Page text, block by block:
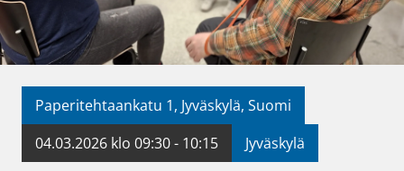
Paperitehtaankatu 1, Jyväskylä, Suomi
04.03.2026 klo 09:30 - 10:15
Jyväskylä